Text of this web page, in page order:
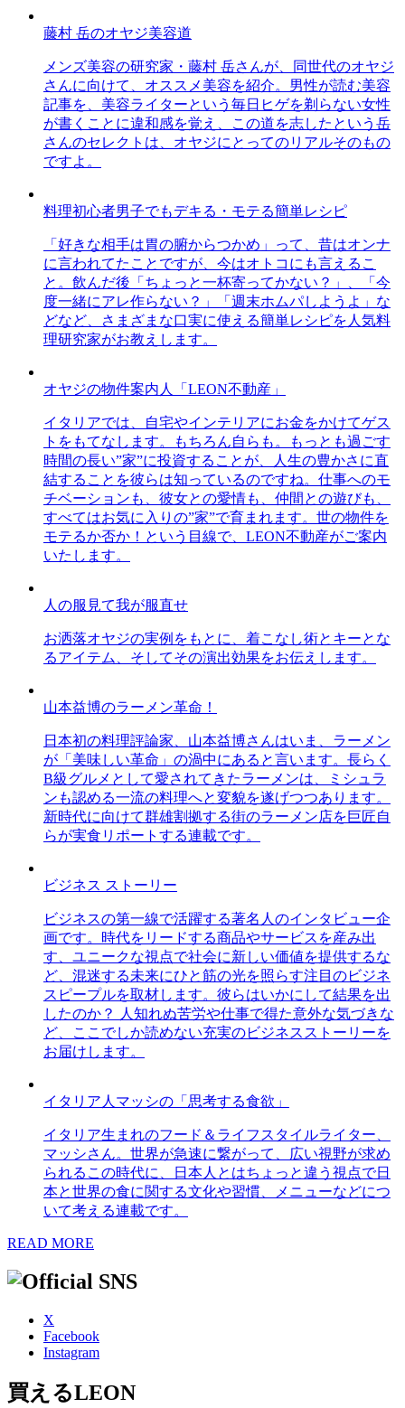
藤村 岳のオヤジ美容道
メンズ美容の研究家・藤村 岳さんが、同世代のオヤジ
さんに向けて、オススメ美容を紹介。男性が読む美容
記事を、美容ライターという毎日ヒゲを剃らない女性
が書くことに違和感を覚え、この道を志したという岳
さんのセレクトは、オヤジにとってのリアルそのもの
ですよ。
料理初心者男子でもデキる・モテる簡単レシピ
「好きな相手は胃の腑からつかめ」って、昔はオンナ
に言われてたことですが、今はオトコにも言えるこ
と。飲んだ後「ちょっと一杯寄ってかない？」、「今
度一緒にアレ作らない？」「週末ホムパしようよ」な
どなど、さまざまな口実に使える簡単レシピを人気料
理研究家がお教えします。
オヤジの物件案内人「LEON不動産」
イタリアでは、自宅やインテリアにお金をかけてゲス
トをもてなします。もちろん自らも。もっとも過ごす
時間の長い”家”に投資することが、人生の豊かさに直
結することを彼らは知っているのですね。仕事へのモ
チベーションも、彼女との愛情も、仲間との遊びも、
すべてはお気に入りの”家”で育まれます。世の物件を
モテるか否か！という目線で、LEON不動産がご案内
いたします。
人の服見て我が服直せ
お洒落オヤジの実例をもとに、着こなし術とキーとな
るアイテム、そしてその演出効果をお伝えします。
山本益博のラーメン革命！
日本初の料理評論家、山本益博さんはいま、ラーメン
が「美味しい革命」の渦中にあると言います。長らく
B級グルメとして愛されてきたラーメンは、ミシュラ
ンも認める一流の料理へと変貌を遂げつつあります。
新時代に向けて群雄割拠する街のラーメン店を巨匠自
らが実食リポートする連載です。
ビジネス ストーリー
ビジネスの第一線で活躍する著名人のインタビュー企
画です。時代をリードする商品やサービスを産み出
す、ユニークな視点で社会に新しい価値を提供するな
ど、混迷する未来にひと筋の光を照らす注目のビジネ
スピープルを取材します。彼らはいかにして結果を出
したのか？ 人知れぬ苦労や仕事で得た意外な気づきな
ど、ここでしか読めない充実のビジネスストーリーを
お届けします。
イタリア人マッシの「思考する食欲」
イタリア生まれのフード＆ライフスタイルライター、
マッシさん。世界が急速に繋がって、広い視野が求め
られるこの時代に、日本人とはちょっと違う視点で日
本と世界の食に関する文化や習慣、メニューなどにつ
いて考える連載です。
READ MORE
X
Facebook
Instagram
買えるLEON